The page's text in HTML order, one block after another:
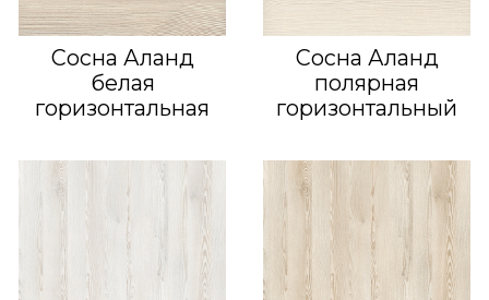
Сосна Аланд
белая
горизонтальная
Сосна Аланд
полярная
горизонтальный